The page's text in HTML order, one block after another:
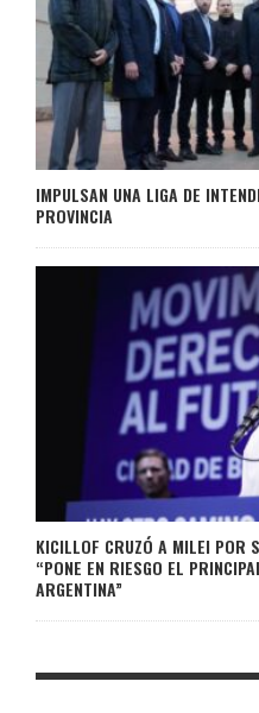
IMPULSAN UNA LIGA DE
PROVINCIA
KICILLOF CRUZÓ A MILEI POR
“PONE EN RIESGO EL
ARGENTINA”